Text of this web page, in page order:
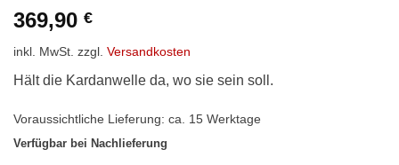
369,90 €
inkl. MwSt. zzgl. Versandkosten
Hält die Kardanwelle da, wo sie sein soll.
Voraussichtliche Lieferung: ca. 15 Werktage
Verfügbar bei Nachlieferung